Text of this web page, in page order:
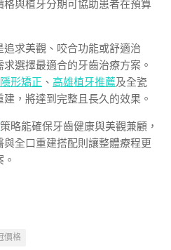
格與植牙分期可協助患者在預算
求美觀、咬合功能或舒適治
選擇最適合的牙齒治療方案。
形矯正 、 高雄植牙推薦及全瓷
，將達到完整且長久的效果。
策略能確保牙齒健康與美觀兼顧，
與全口重建搭配則讓整體療程更
價格